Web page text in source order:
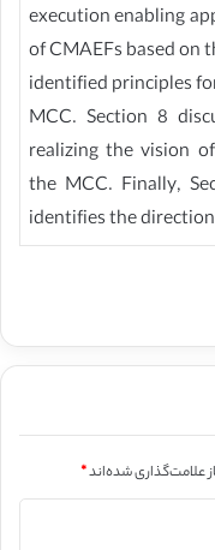
execution enabling
of CMAEFs based on
identified principles
MCC. Section 8
realizing the vision
the MCC. Finally,
identifies the
علامت‌گذاری شده‌اند*